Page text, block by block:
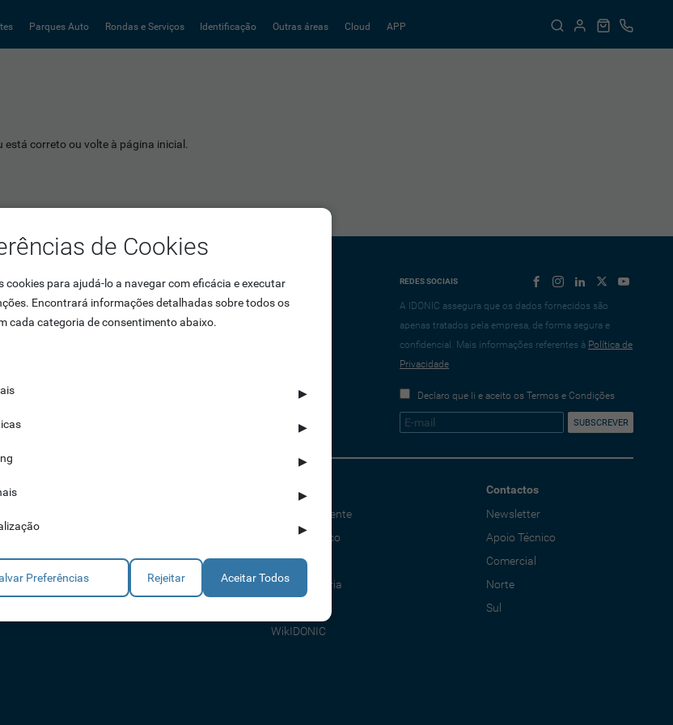
Parques Auto Rondas e Serviços Identificação Outras áreas Cloud APP
está correto ou volte à página inicial.
REDES SOCIAIS
A IDONIC assegura que os dados fornecidos são
apenas tratados pela empresa, de forma segura e
confidencial. Mais informações referentes à Política de
Privacidade
Declaro que li e aceito os Termos e Condições
Integradores
Ajuda
Apoio ao Cliente
Apoio Técnico
Comercial
Consultadoria
WikIDONIC
Contactos
Newsletter
Apoio Técnico
Comercial
Norte
Sul
de Cookies
cookies para ajudá-lo a navegar com eficácia e executar
Encontrará informações detalhadas sobre todos os
cada categoria de consentimento abaixo.
▶
▶
▶
▶
▶
Preferências Rejeitar Aceitar Todos